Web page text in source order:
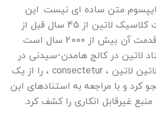
ایپسوم متن ساده ای نیست. این
ریشه در یک تکه از ادبیات کلاسیک لاتین از 45 سال قبل از
میلاد مسیح ریشه دارد و قدمت آن بیش از 2000 سال است.
لاتین در کالج هامدن-سیدنی در
ویرجینیا ، یکی از واژگان لاتین لاتین ، consectetur ، را از یک
کرد و با مراجعه به استنادهای این
غیرقابل انکاری را کشف کرد.